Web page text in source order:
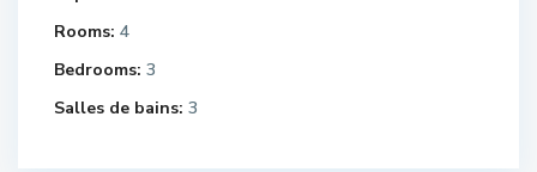
Rooms: 4
Bedrooms: 3
Salles de bains: 3